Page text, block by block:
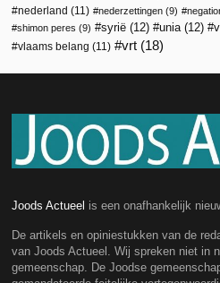
nederland (11) nederzettingen (9)
shimon peres (9) syrië (12) unia (12)
vlaams belang (11) vrt (18)
Joods Actueel is een onafhankelijk
De artikels en opiniestukken van de
van Joods Actueel. Wij spreken niet in
gemeenschap. De Joodse